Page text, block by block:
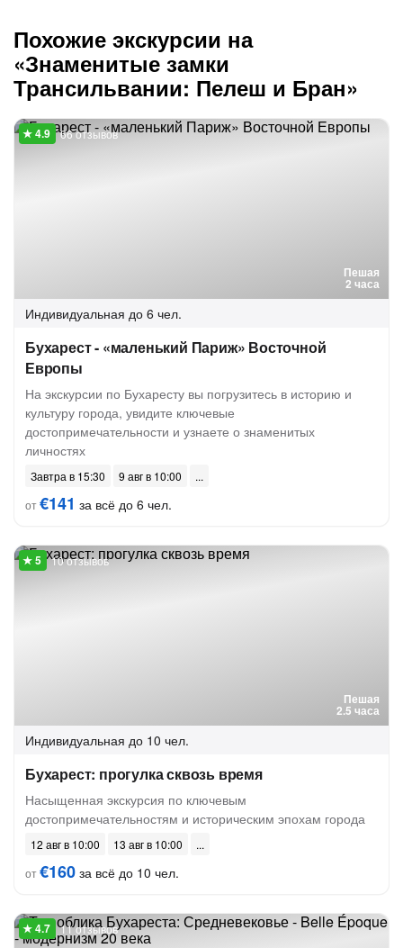
Похожие экскурсии на
«Знаменитые замки
Трансильвании: Пелеш и Бран»
Пешая
2 часа
66 отзывов
Индивидуальная до 6 чел.
Бухарест - «маленький Париж» Восточной
Европы
На экскурсии по Бухаресту вы погрузитесь в историю и
культуру города, увидите ключевые
достопримечательности и узнаете о знаменитых
личностях
Завтра в 15:30
9 авг в 10:00
от€141 за всё до 6 чел.
Пешая
2.5 часа
10 отзывов
Индивидуальная до 10 чел.
Бухарест: прогулка сквозь время
Насыщенная экскурсия по ключевым
достопримечательностям и историческим эпохам города
12 авг в 10:00
13 авг в 10:00
от€160 за всё до 10 чел.
11 отзывов